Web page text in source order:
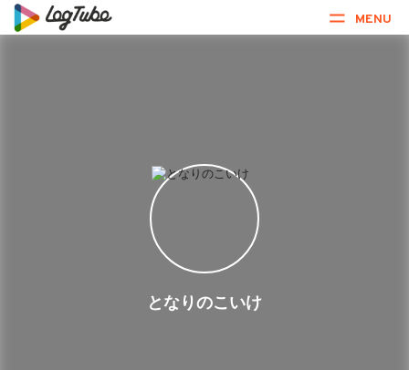
MENU
となりのこいけ